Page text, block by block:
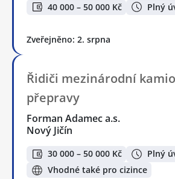
40 000 – 50 000 Kč Plný
Zveřejněno: 2. srpna
Řidiči mezinárodní
přepravy
Forman Adamec a.s.
Nový Jičín
30 000 – 50 000 Kč
Plný
Vhodné také pro cizince